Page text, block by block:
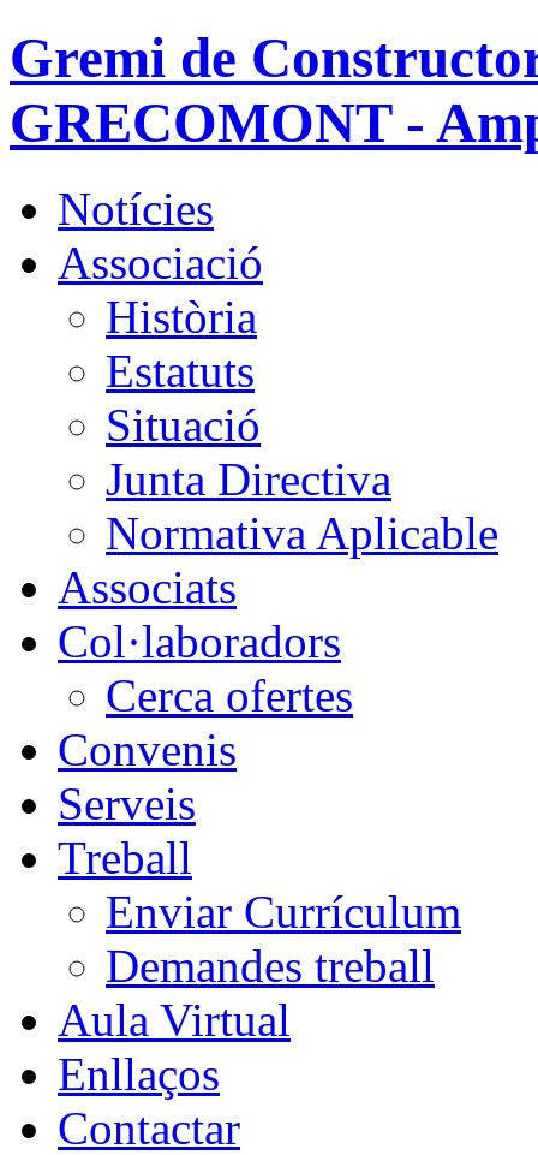
Gremi de
GRECOMONT -
Notícies
Associació
Història
Estatuts
Situació
Junta Directiva
Normativa Aplicable
Associats
Col·laboradors
Cerca ofertes
Convenis
Serveis
Treball
Enviar Currículum
Demandes treball
Aula Virtual
Enllaços
Contactar